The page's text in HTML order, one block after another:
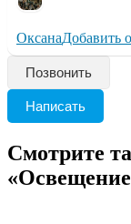
ОксанаДобавить
Позвонить
Написать
Смотрите